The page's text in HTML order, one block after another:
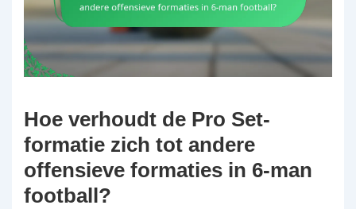
Hoe verhoudt de Pro Set-
formatie zich tot andere
offensieve formaties in 6-man
football?